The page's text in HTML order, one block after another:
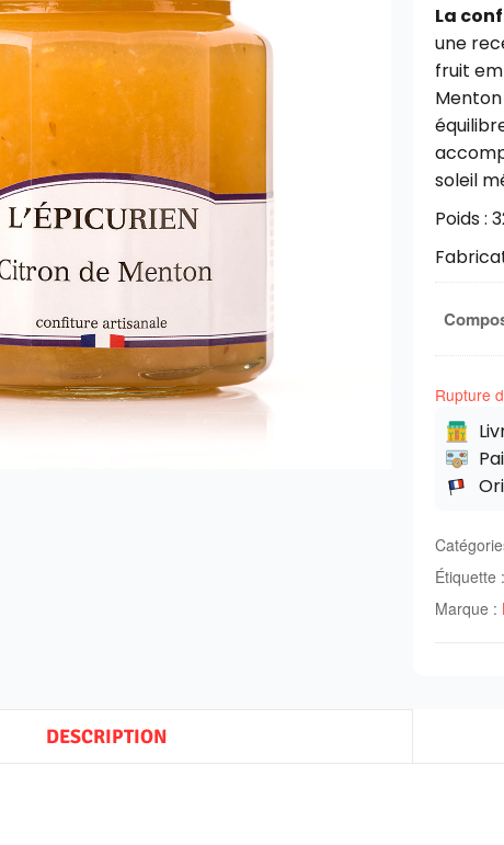
La
une
fruit
soleil
Poids :
Rupture
Étiquette :
Marque :
DESCRIPTION